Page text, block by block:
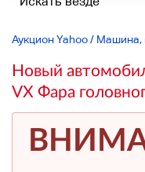
Аукцион Yahoo/ Машина,
Новый
VX Фара